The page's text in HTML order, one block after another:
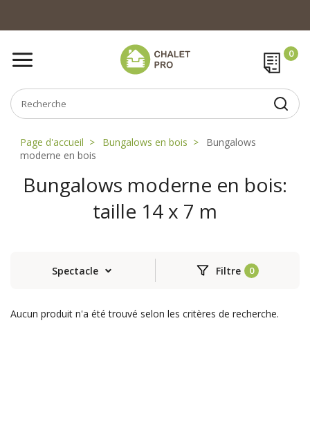
Page d'accueil Bungalows en bois
Bungalows
moderne en bois
Bungalows moderne en bois:
taille 14 x 7 m
Spectacle Filtre
Aucun produit n'a été trouvé selon les critères de recherche.